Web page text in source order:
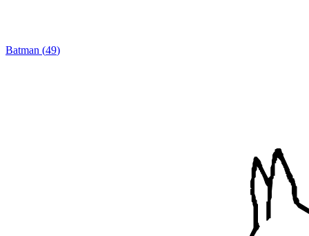
Batman (49)